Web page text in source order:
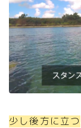
少し後方に立つ